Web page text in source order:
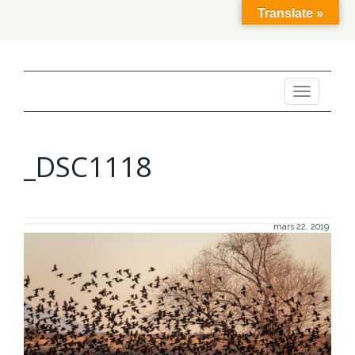
Toggle
navigation
_DSC1118
mars 22, 2019
Translate »